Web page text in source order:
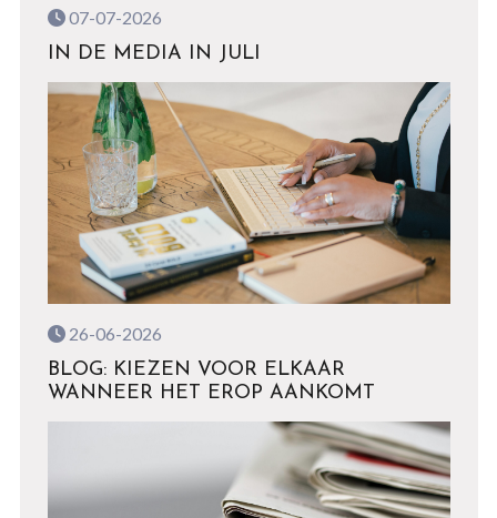
07-07-2026
IN DE MEDIA IN JULI
26-06-2026
BLOG: KIEZEN VOOR ELKAAR
WANNEER HET EROP AANKOMT